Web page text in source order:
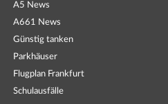
A5 News
A661 News
Günstig tanken
Parkhäuser
Flugplan Frankfurt
Schulausfälle